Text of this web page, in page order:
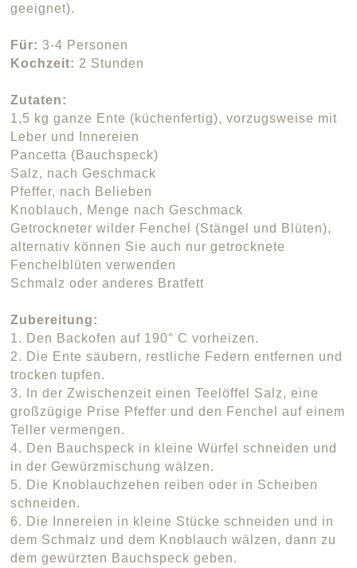
geeignet).
Für:3-4 Personen
Kochzeit: 2 Stunden
Zutaten:
1,5 kg ganze Ente (küchenfertig), vorzugsweise mit
Leber und Innereien
Pancetta (Bauchspeck)
Salz, nach Geschmack
Pfeffer, nach Belieben
Knoblauch, Menge nach Geschmack
Getrockneter wilder Fenchel (Stängel und Blüten),
alternativ können Sie auch nur getrocknete
Fenchelblüten verwenden
Schmalz oder anderes Bratfett
Zubereitung:
1. Den Backofen auf 190° C vorheizen.
2. Die Ente säubern, restliche Federn entfernen und
trocken tupfen.
3. In der Zwischenzeit einen Teelöffel Salz, eine
großzügige Prise Pfeffer und den Fenchel auf einem
Teller vermengen.
4. Den Bauchspeck in kleine Würfel schneiden und
in der Gewürzmischung wälzen.
5. Die Knoblauchzehen reiben oder in Scheiben
schneiden.
6. Die Innereien in kleine Stücke schneiden und in
dem Schmalz und dem Knoblauch wälzen, dann zu
dem gewürzten Bauchspeck geben.